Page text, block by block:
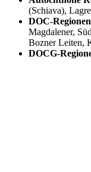
(Schiava),
DOC-
Magdalener,
Bozner Leiten,
DOCG-